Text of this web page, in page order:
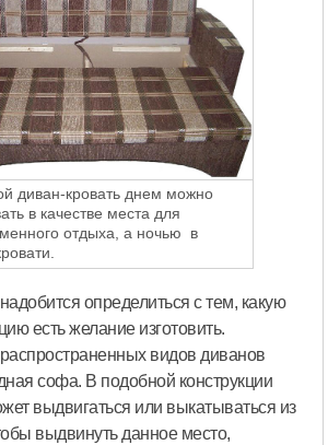
диван-кровать днем можно
в качестве места для
отдыха, а ночью в
определиться с тем, какую
есть желание изготовить.
видов диванов
софа. В подобной конструкции
выдвигаться или выкатываться из
выдвинуть данное место,